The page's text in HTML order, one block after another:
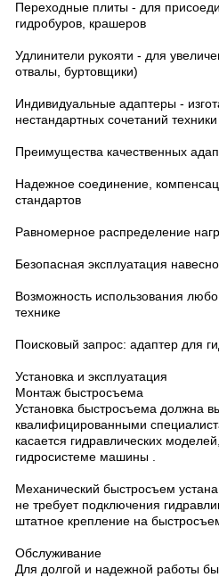
Переходные плиты - для
гидробуров, крашеров
Удлинители рукояти - для
отвалы, буртовщики)
Индивидуальные адаптеры -
нестандартных сочетаний
Преимущества качественных
Надежное соединение,
стандартов
Равномерное распределение
Безопасная эксплуатация
Возможность использования
технике
Поисковый запрос: адаптер для
Установка и эксплуатация
Монтаж быстросъема
Установка быстросъема должна
квалифицированными
касается гидравлических
гидросистеме машины .
Механический быстросъем
не требует подключения
штатное крепление на
Обслуживание
Для долгой и надежной работы